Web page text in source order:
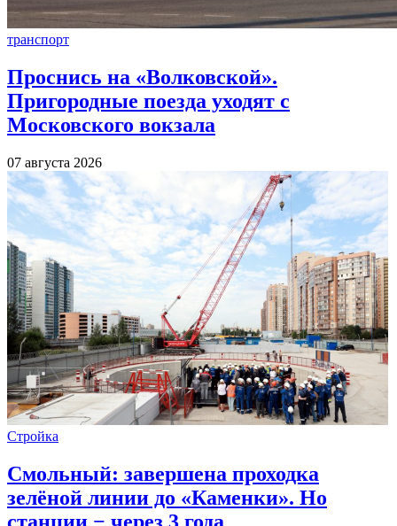
транспорт
Проснись на «Волковской».
Пригородные поезда уходят с
Московского вокзала
07 августа 2026
Стройка
Смольный: завершена проходка
зелёной линии до «Каменки». Но
станции − через 3 года